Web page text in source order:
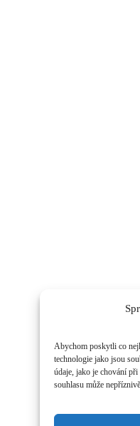
Abychom poskytli co
technologie jako jsou
údaje, jako je chování
souhlasu může